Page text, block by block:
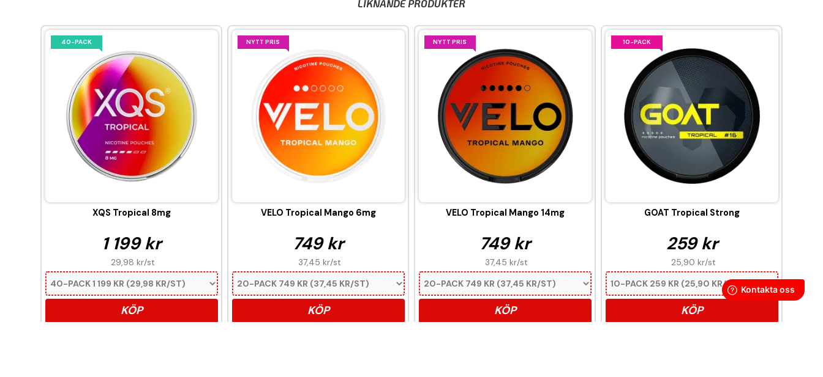
LIKNANDE PRODUKTER
40-PACK
XQS Tropical 8mg
1 199 kr
29,98 kr/st
KÖP
NYTT PRIS
VELO Tropical Mango 6mg
749 kr
37,45 kr/st
KÖP
NYTT PRIS
VELO Tropical Mango 14mg
749 kr
37,45 kr/st
KÖP
10-PACK
GOAT Tropical Strong
259 kr
25,90 kr/st
KÖP